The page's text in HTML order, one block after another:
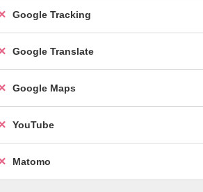
Google Tracking
Google Translate
Google Maps
YouTube
Matomo